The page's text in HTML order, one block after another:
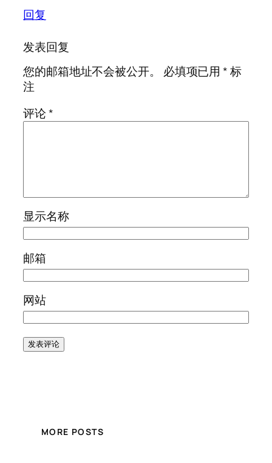
回复
发表回复
您的邮箱地址不会被公开。
必填项已用*标
注
评论*
显示名称
邮箱
网站
MORE POSTS